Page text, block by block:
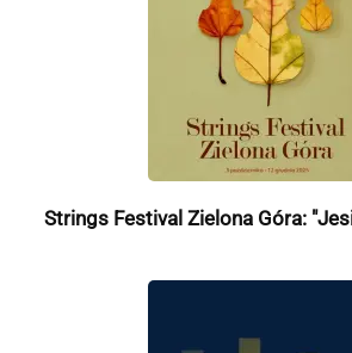
Strings Festival Zielona Góra: